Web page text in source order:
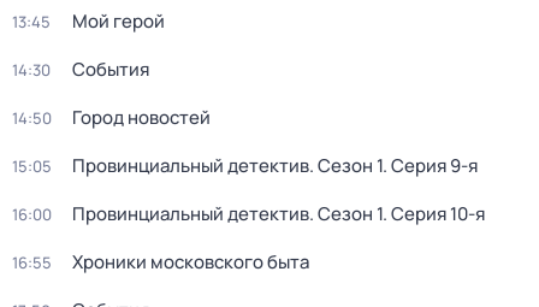
13:45 Мой герой
14:30 События
14:50 Город новостей
15:05 Провинциальный детектив. Сезон 1. Серия 9-я
16:00 Провинциальный детектив. Сезон 1. Серия 10-я
16:55 Хроники московского быта